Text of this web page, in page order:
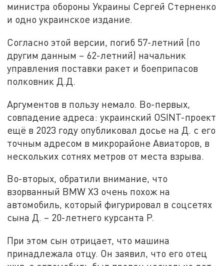
министра обороны Украины Сергей Стерненко
и одно украинское издание.
Согласно этой версии, погиб 57-летний (по
другим данным – 62-летний) начальник
управления поставки ракет и боеприпасов
полковник Д.Д.
Аргументов в пользу немало. Во-первых,
совпадение адреса: украинский OSINT-проект
ещё в 2023 году опубликовал досье на Д. с его
точным адресом в микрорайоне Авиаторов, в
нескольких сотнях метров от места взрыва.
Во-вторых, обратили внимание, что
взорванный BMW X3 очень похож на
автомобиль, который фигурировал в соцсетях
сына Д. – 20-летнего курсанта Р.
При этом сын отрицает, что машина
принадлежала отцу. Он заявил, что его отец